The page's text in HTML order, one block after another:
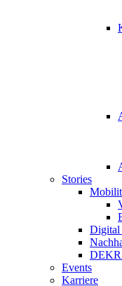
Stories
Digital
Events
Karriere